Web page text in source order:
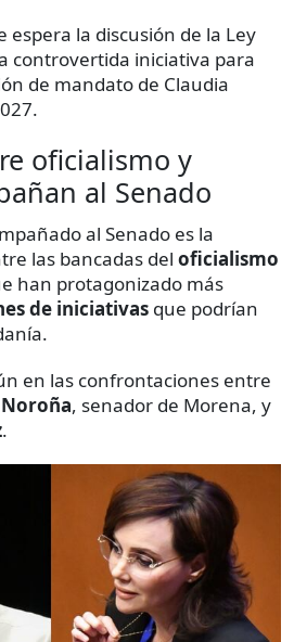
espera la discusión de la Ley
controvertida iniciativa para
de mandato de Claudia
oficialismo y
al Senado
al Senado es la
las bancadas del oficialismo
han protagonizado más
de iniciativas que podrían
en las confrontaciones entre
, senador de Morena, y
.